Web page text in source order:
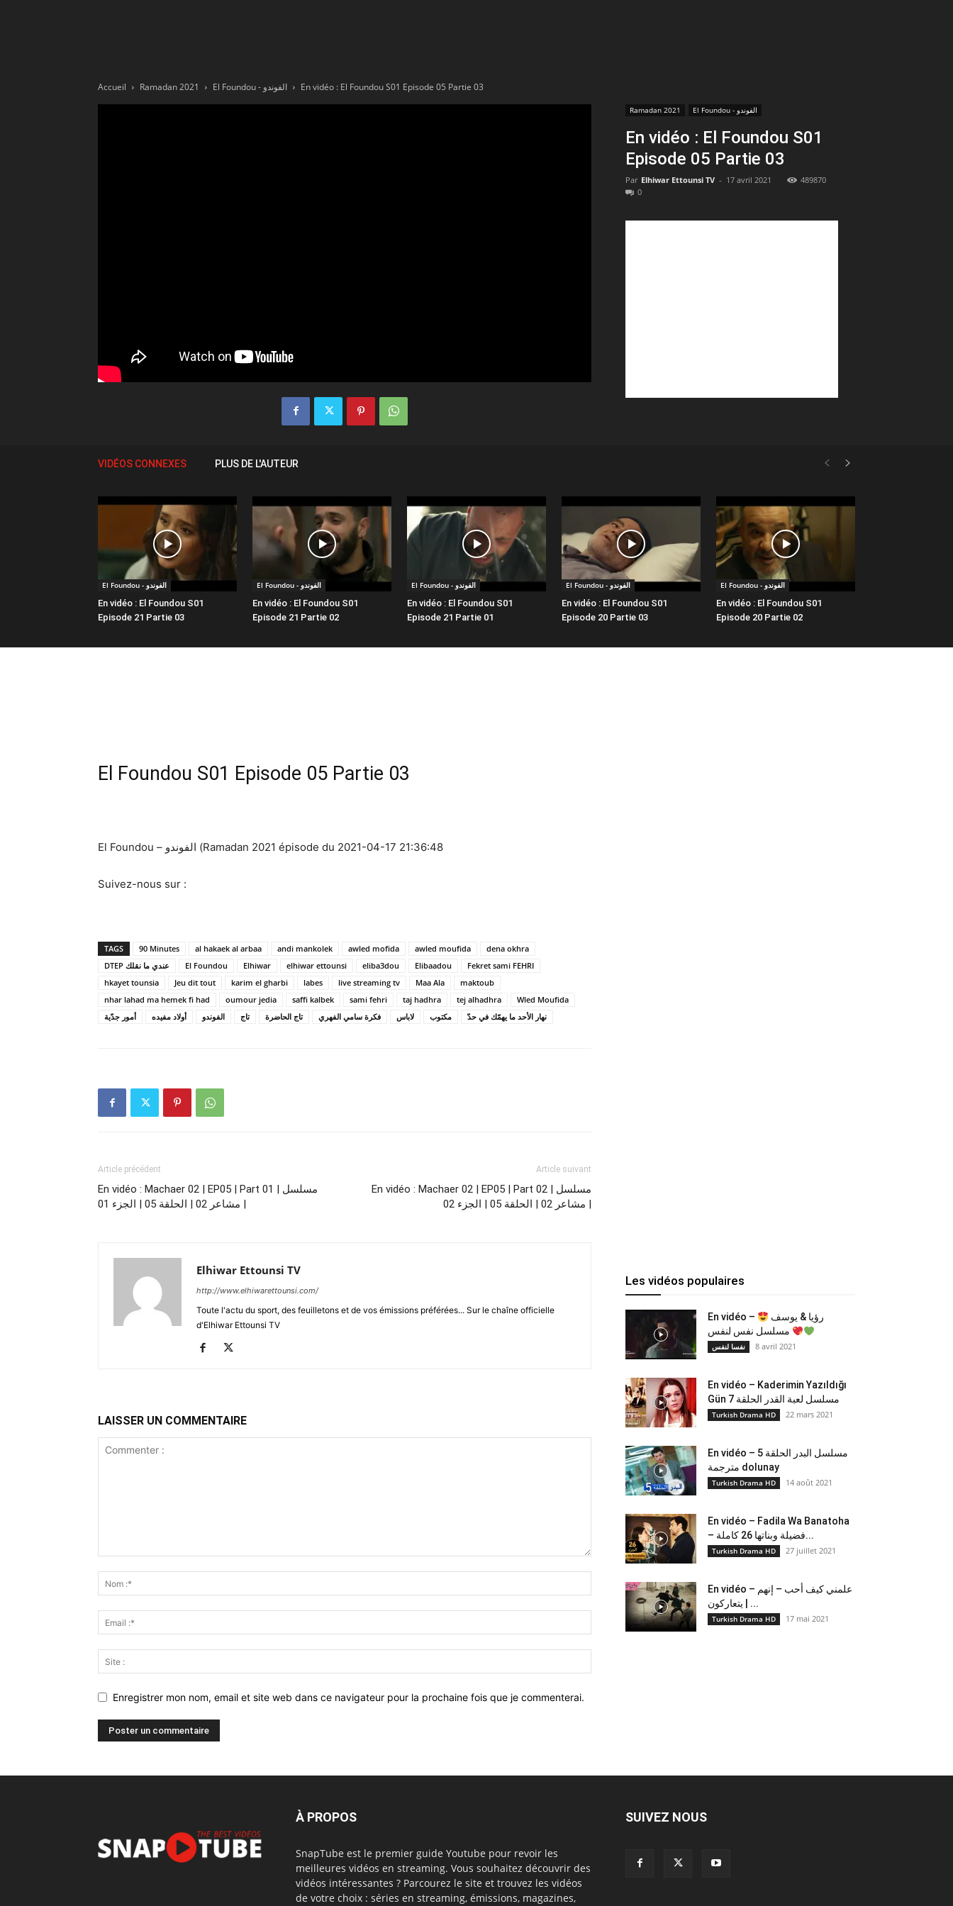
par
Accueil Ramadan 2021 El Foundou - الفوندو En vidéo : El Foundou S01 Episode 05 Partie 03
Ramadan 2021 El Foundou - الفوندو
En vidéo : El Foundou S01
Episode 05 Partie 03
Par Elhiwar Ettounsi TV - 17 avril 2021
489870
0
VIDÉOS CONNEXES PLUS DE L'AUTEUR
El Foundou - الفوندو
En vidéo : El Foundou S01
Episode 21 Partie 03
El Foundou - الفوندو
En vidéo : El Foundou S01
Episode 21 Partie 02
El Foundou - الفوندو
En vidéo : El Foundou S01
Episode 21 Partie 01
El Foundou - الفوندو
En vidéo : El Foundou S01
Episode 20 Partie 03
El Foundou - الفوندو
En vidéo : El Foundou S01
Episode 20 Partie 02
El Foundou S01 Episode 05 Partie 03
El Foundou – الفوندو (Ramadan 2021 épisode du 2021-04-17 21:36:48
Suivez-nous sur :
TAGS 90 Minutes al hakaek al arbaa andi mankolek awled mofida awled moufida
dena okhra
DTEP عندي ما نقلك
El Foundou Elhiwar elhiwar ettounsi eliba3dou Elibaadou
Fekret sami FEHRI
hkayet tounsia
Jeu dit tout karim el gharbi labes live streaming tv Maa Ala
maktoub
nhar lahad ma hemek fi had
oumour jedia saffi kalbek sami fehri taj hadhra tej alhadhra
Wled Moufida
أمور جدّية
أولاد مفيده الفوندو تاج تاج الحاضرة فكرة سامي الفهري لاباس مكتوب نهار الأحد ما يهمّك في حدّ
Article précédent
En vidéo : Machaer 02 | EP05 | Part 01 | مسلسل
Article suivant
En vidéo : Machaer 02 | EP05 | Part 02 | مسلسل
Elhiwar Ettounsi TV
http://www.elhiwarettounsi.com/
Toute l'actu du sport, des feuilletons et de vos émissions préférées... Sur le chaîne officielle
d'Elhiwar Ettounsi TV
LAISSER UN COMMENTAIRE
Enregistrer mon nom, email et site web dans ce navigateur pour la prochaine fois que je commenterai.
Les vidéos populaires
En vidéo –
نفسا لنفس 8 avril 2021
En vidéo – Kaderimin Yazıldığı
Gün مسلسل لعبة القدر الحلقة 7
Turkish Drama HD 22 mars 2021
En vidéo – مسلسل البدر الحلقة 5
مترجمة dolunay
Turkish Drama HD 14 août 2021
En vidéo – Fadila Wa Banatoha
– فضيلة وبناتها 26 كاملة...
Turkish Drama HD 27 juillet 2021
En vidéo – علمني كيف أحب – إنهم
يتعاركون ​| ...
Turkish Drama HD 17 mai 2021
À PROPOS
SnapTube est le premier guide Youtube pour revoir les
meilleures vidéos en streaming. Vous souhaitez découvrir des
vidéos intéressantes ? Parcourez le site et trouvez les vidéos
de votre choix : séries en streaming, émissions, magazines,
SUIVEZ NOUS